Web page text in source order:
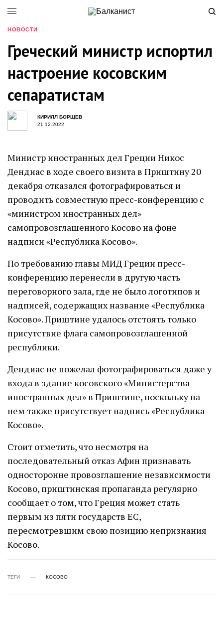
НОВОСТИ
Греческий министр испортил
настроение косовским
сепаратистам
КИРИЛЛ БОРЩЕВ
21.12.2022
Министр иностранных дел Греции Никос
Дендиас в ходе своего визита в Приштину 20
декабря отказался фотографироваться и
проводить совместную пресс-конференцию с
«министром иностранных дел»
самопровозглашенного Косово на фоне
надписи «Республика Косово».
По требованию главы МИД Греции пресс-
конференцию перенесли в другую часть
переговорного зала, где не было логотипов и
надписей, содержащих название «Республика
Косово». Приштине удалось отстоять только
присутствие флага самопровозглашенной
республики.
Дендиас не пожелал фотографироваться даже у
входа в здание косовского «Министерства
иностранных дел» в Приштине, поскольку на
нем также присутствует надпись «Республика
Косово».
Стоит отметить, что несмотря на
последовательный отказ Афин признавать
односторонне провозглашение независимости
Косово, приштинская пропаганда регулярно
сообщает о том, что Греция может стать
первым из пяти государств ЕС,
пересмотревшим свою позицию непризнания
Косово.
ТЕГИ КОСОВО